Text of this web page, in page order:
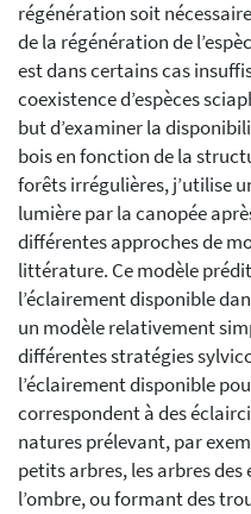
régénération soit
de la régénération de
est dans certains cas
coexistence d’espèces
but d’examiner la
bois en fonction de la
forêts irrégulières, j’utilise
lumière par la canopée
différentes approches de
littérature. Ce modèle
l’éclairement disponible
un modèle relativement
différentes stratégies
l’éclairement disponible
correspondent à des
natures prélevant, par
petits arbres, les arbres des
l’ombre, ou formant des